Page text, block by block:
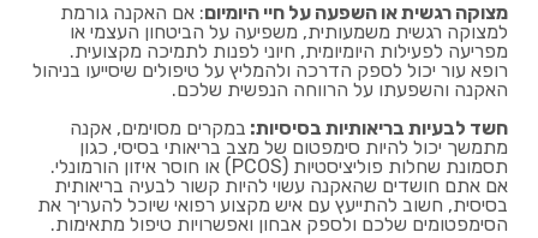
מצוקה רגשית או השפעה על חיי היומיום: אם האקנה גורמת
למצוקה רגשית משמעותית, משפיעה על הביטחון העצמי או
מפריעה לפעילות היומיומית, חיוני לפנות לתמיכה מקצועית.
רופא עור יכול לספק הדרכה ולהמליץ על טיפולים שיסייעו בניהול
האקנה והשפעתו על הרווחה הנפשית שלכם.
חשד לבעיות בריאותיות בסיסיות: במקרים מסוימים, אקנה
מתמשך יכול להיות סימפטום של מצב בריאותי בסיסי, כגון
תסמונת שחלות פוליציסטיות (PCOS) או חוסר איזון הורמונלי.
אם אתם חושדים שהאקנה עשוי להיות קשור לבעיה בריאותית
בסיסית, חשוב להתייעץ עם איש מקצוע רפואי שיוכל להעריך את
הסימפטומים שלכם ולספק אבחון ואפשרויות טיפול מתאימות.